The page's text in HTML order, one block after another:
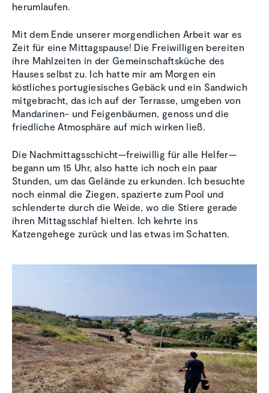
herumlaufen.
Mit dem Ende unserer morgendlichen Arbeit war es
Zeit für eine Mittagspause! Die Freiwilligen bereiten
ihre Mahlzeiten in der Gemeinschaftsküche des
Hauses selbst zu. Ich hatte mir am Morgen ein
köstliches portugiesisches Gebäck und ein Sandwich
mitgebracht, das ich auf der Terrasse, umgeben von
Mandarinen- und Feigenbäumen, genoss und die
friedliche Atmosphäre auf mich wirken ließ.
Die Nachmittagsschicht—freiwillig für alle Helfer—
begann um 15 Uhr, also hatte ich noch ein paar
Stunden, um das Gelände zu erkunden. Ich besuchte
noch einmal die Ziegen, spazierte zum Pool und
schlenderte durch die Weide, wo die Stiere gerade
ihren Mittagsschlaf hielten. Ich kehrte ins
Katzengehege zurück und las etwas im Schatten.